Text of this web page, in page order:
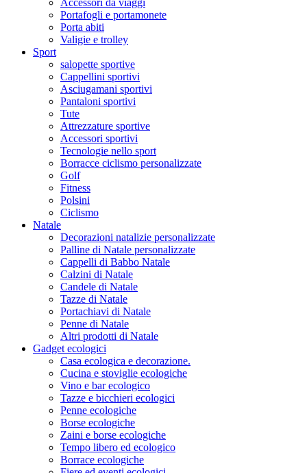
Portafogli e portamonete
Porta abiti
Valigie e trolley
Sport
salopette sportive
Cappellini sportivi
Asciugamani sportivi
Pantaloni sportivi
Tute
Attrezzature sportive
Accessori sportivi
Tecnologie nello sport
Borracce ciclismo personalizzate
Golf
Fitness
Polsini
Ciclismo
Natale
Decorazioni natalizie personalizzate
Palline di Natale personalizzate
Cappelli di Babbo Natale
Calzini di Natale
Candele di Natale
Tazze di Natale
Portachiavi di Natale
Penne di Natale
Altri prodotti di Natale
Gadget ecologici
Casa ecologica e decorazione.
Cucina e stoviglie ecologiche
Vino e bar ecologico
Tazze e bicchieri ecologici
Penne ecologiche
Borse ecologiche
Zaini e borse ecologiche
Tempo libero ed ecologico
Borrace ecologiche